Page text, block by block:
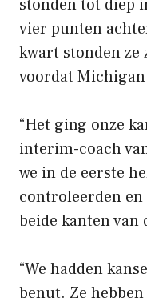
stonden tot diep
vier punten
kwart stonden ze
voordat
“Het ging onze
interim-coach
we in de eerste
controleerden en
beide kanten van
“We hadden
benut. Ze